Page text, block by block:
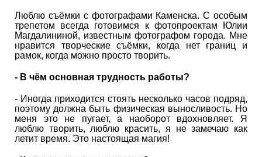
Люблю съёмки с фотографами Каменска. С особым
трепетом всегда готовимся к фотопроектам Юлии
Магдалининой, известным фотографом города. Мне
нравится творческие съёмки, когда нет границ и
рамок, когда можно просто творить.
- В чём основная трудность работы?
- Иногда приходится стоять несколько часов подряд,
поэтому должна быть физическая выносливость. Но
меня это не пугает, а наоборот вдохновляет. Я
люблю творить, люблю красить, я не замечаю как
летит время. Это настоящая магия!